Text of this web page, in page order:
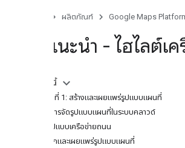
ผลิตภัณฑ์ Google Maps
บทแนะนำ - ไฮไลต์เ
ในหน้านี้
ขั้นตอนที่ 1: สร้างและเผยแพร่รูปแบบแผนที่
เปิดการจัดรูปแบบแผนที่ในระบบคลาวด์
จัดรูปแบบเครือข่ายถนน
บันทึกและเผยแพร่รูปแบบแผนที่